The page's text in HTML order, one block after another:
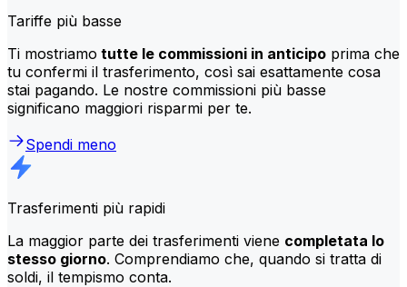
Tariffe più basse
Ti mostriamo tutte le commissioni in anticipo prima che
tu confermi il trasferimento, così sai esattamente cosa
stai pagando. Le nostre commissioni più basse
significano maggiori risparmi per te.
Spendi meno
Trasferimenti più rapidi
La maggior parte dei trasferimenti viene completata lo
stesso giorno. Comprendiamo che, quando si tratta di
soldi, il tempismo conta.